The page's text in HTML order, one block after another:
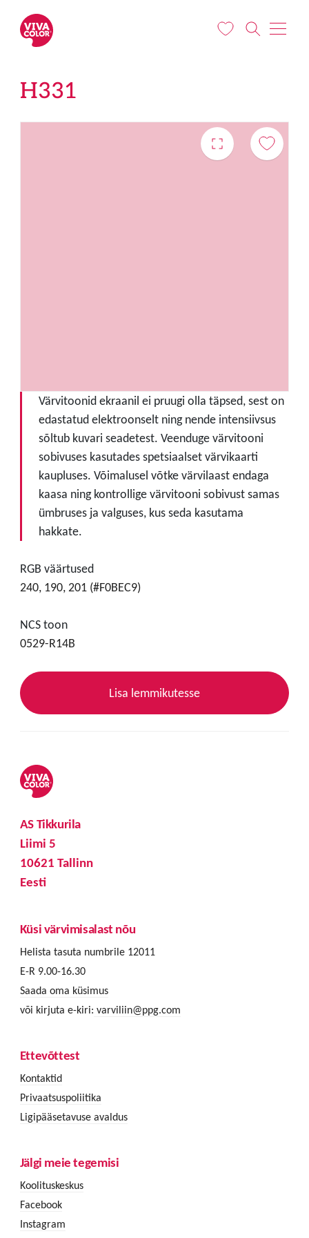
H331
Värvitoonid ekraanil ei pruugi olla täpsed, sest on
edastatud elektroonselt ning nende intensiivsus
sõltub kuvari seadetest. Veenduge värvitooni
sobivuses kasutades spetsiaalset värvikaarti
kaupluses. Võimalusel võtke värvilaast endaga
kaasa ning kontrollige värvitooni sobivust samas
ümbruses ja valguses, kus seda kasutama
hakkate.
RGB väärtused
240, 190, 201 (#F0BEC9)
NCS toon
0529-R14B
Lisa lemmikutesse
AS Tikkurila
Liimi 5
10621 Tallinn
Eesti
Küsi värvimisalast nõu
Helista tasuta numbrile 12011
E-R 9.00-16.30
Saada oma küsimus
või kirjuta e-kiri: varviliin@ppg.com
Ettevõttest
Kontaktid
Privaatsuspoliitika
Ligipääsetavuse avaldus
Jälgi meie tegemisi
Koolituskeskus
Facebook
Instagram